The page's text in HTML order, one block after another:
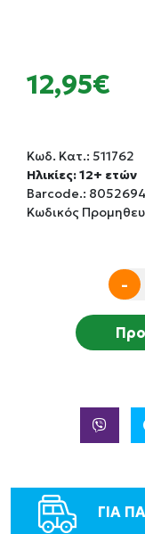
12,95€
Κωδ. Κατ.: 511762
Ηλικίες: 12+ ετών
Barcode.:
Κωδικός
-
ΓΙΑ